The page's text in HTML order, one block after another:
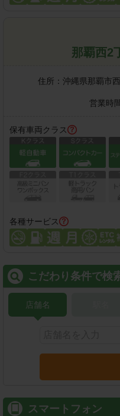
那覇西2
住所： 沖縄県那覇市
営業時
保有車両クラス
各種サービス
こだわり条件で検
店舗名
スマートフォン